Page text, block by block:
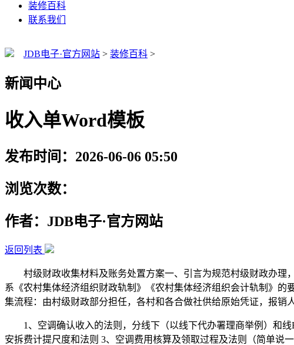
装修百科
联系我们
JDB电子·官方网站 > 装修百科 >
新闻中心
收入单Word模板
发布时间：2026-06-06 05:50
浏览次数：
作者：JDB电子·官方网站
返回列表
村级财政收集材料及账务处置方案一、引言为规范村级财政办理
系《农村集体经济组织财政轨制》《农村集体经济组织会计轨制》
集流程：由村级财政部分担任，各村和各合做社供给原始凭证，报销
1、空调确认收入的法则，分线下（以线下代办署理商举例）和线
安拆费计提尺度和法则 3、空调费用核算及领取过程及法则（简单说